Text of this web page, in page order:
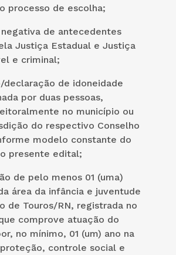
processo de escolha;
de antecedentes
Justiça Estadual e Justiça
e criminal;
declaração de idoneidade
por duas pessoas,
no município ou
do respectivo Conselho
modelo constante do
presente edital;
de pelo menos 01 (uma)
área da infância e juventude
de Touros/RN, registrada no
comprove atuação do
no mínimo, 01 (um) ano na
controle social e